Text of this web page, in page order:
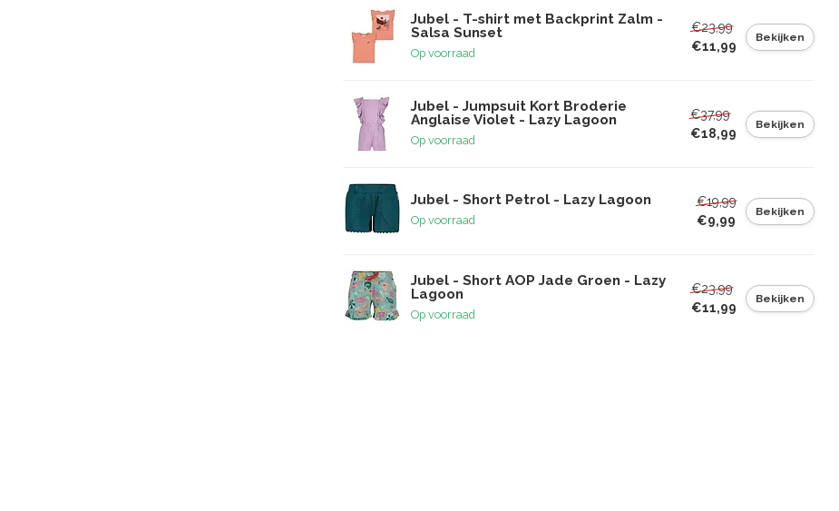
Jubel - T-shirt met Backprint Zalm -
Salsa Sunset
Op voorraad
€23,99
€11,99
Bekijken
Jubel - Jumpsuit Kort Broderie
Anglaise Violet - Lazy Lagoon
Op voorraad
€37,99
€18,99
Bekijken
Jubel - Short Petrol - Lazy Lagoon
Op voorraad
€19,99
€9,99
Bekijken
Jubel - Short AOP Jade Groen - Lazy
Lagoon
Op voorraad
€23,99
€11,99
Bekijken